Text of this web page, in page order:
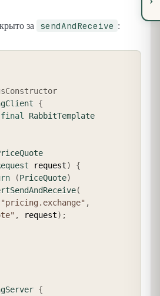
за sendAndReceive :
{
final
RabbitTemplate
request)
{
(PriceQuote)
(
"pricing.exchange" ,
, request) ;
{